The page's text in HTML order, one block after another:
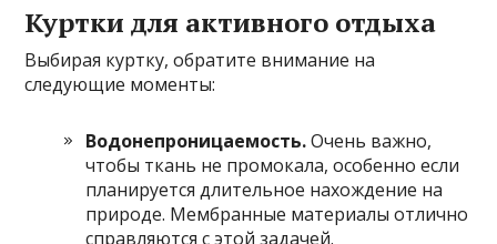
Куртки для активного отдыха
Выбирая куртку, обратите внимание на
следующие моменты:
Водонепроницаемость.Очень важно,
чтобы ткань не промокала, особенно если
планируется длительное нахождение на
природе. Мембранные материалы отлично
справляются с этой задачей.